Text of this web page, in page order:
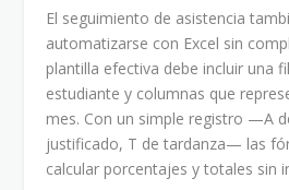
El seguimiento de asistencia
automatizarse con Excel sin
plantilla efectiva debe incluir una
estudiante y columnas que
mes. Con un simple registro —A
justificado, T de tardanza— las
calcular porcentajes y totales sin